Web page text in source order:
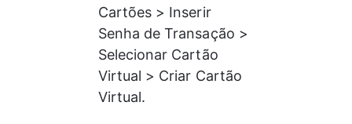
Cartões > Inserir
Senha de Transação >
Selecionar Cartão
Virtual > Criar Cartão
Virtual.